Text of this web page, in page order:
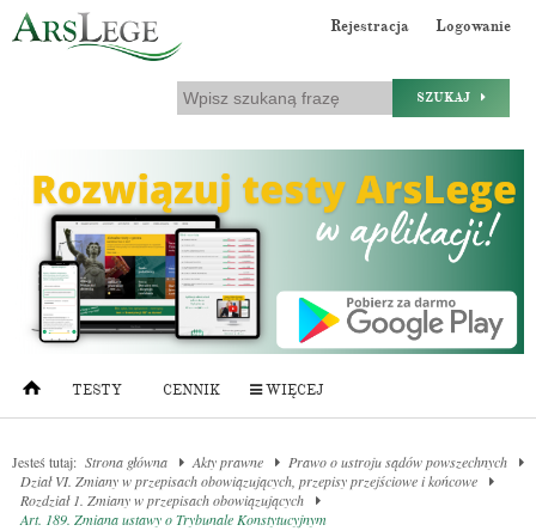
Rejestracja Logowanie
SZUKAJ
TESTY CENNIK WIĘCEJ
Jesteś tutaj: Strona główna Akty prawne
Prawo o ustroju sądów powszechnych
Dział VI. Zmiany w przepisach obowiązujących, przepisy przejściowe i końcowe
Rozdział 1. Zmiany w przepisach obowiązujących
Art. 189. Zmiana ustawy o Trybunale Konstytucyjnym